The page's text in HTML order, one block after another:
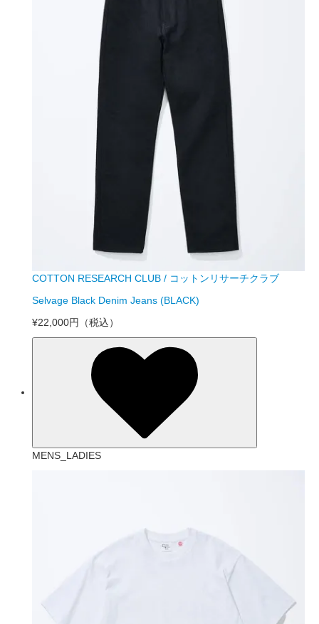
COTTON RESEARCH CLUB / コットンリサーチクラブ
Selvage Black Denim Jeans (BLACK)
¥22,000円
（税込）
MENS_LADIES